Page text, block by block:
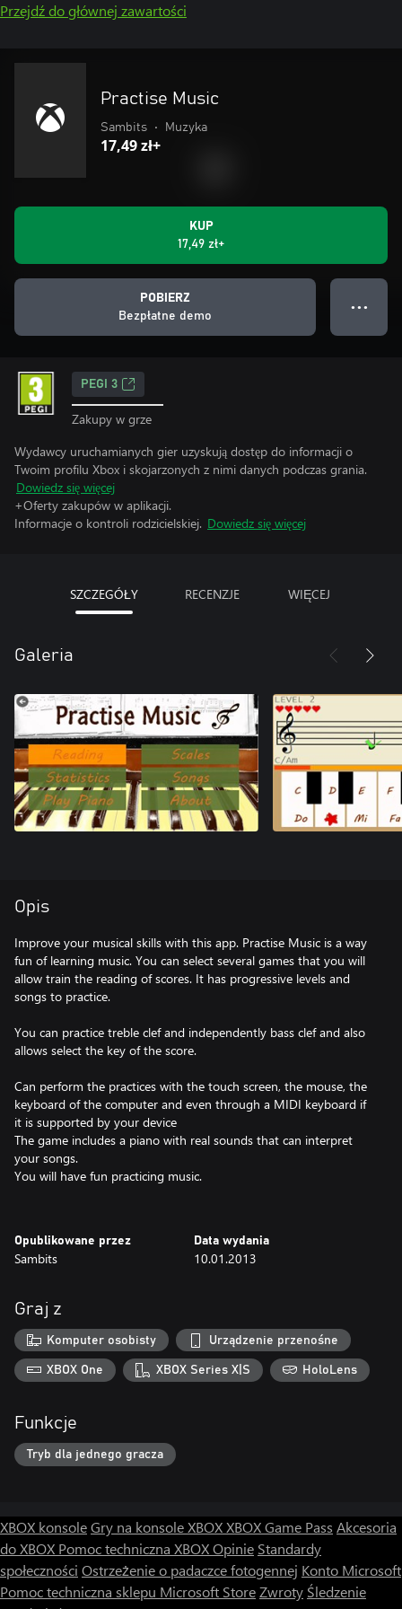
Przejdź do głównej zawartości
Practise Music
Sambits • Muzyka
17,49 zł+
KUP
17,49 zł+
POBIERZ
Bezpłatne demo
● ● ●
PEGI 3
Zakupy w grze
Wydawcy uruchamianych gier uzyskują dostęp do informacji o
Twoim profilu Xbox i skojarzonych z nimi danych podczas grania.
Dowiedz się więcej
+Oferty zakupów w aplikacji.
Informacje o kontroli rodzicielskiej. Dowiedz się więcej
SZCZEGÓŁY RECENZJE WIĘCEJ
Galeria
Opis
Improve your musical skills with this app. Practise Music is a way
fun of learning music. You can select several games that you will
allow train the reading of scores. It has progressive levels and
songs to practice.
You can practice treble clef and independently bass clef and also
allows select the key of the score.
Can perform the practices with the touch screen, the mouse, the
keyboard of the computer and even through a MIDI keyboard if
it is supported by your device
The game includes a piano with real sounds that can interpret
your songs.
You will have fun practicing music.
Opublikowane przez
Sambits
Data wydania
10.01.2013
Graj z
Komputer osobisty Urządzenie przenośne
XBOX One XBOX Series X|S HoloLens
Funkcje
Tryb dla jednego gracza
XBOX konsoleGry na konsole XBOXXBOX Game Pass Akcesoria
do XBOX Pomoc techniczna XBOXOpinie Standardy
społeczności Ostrzeżenie o padaczce fotogennej Konto Microsoft
Pomoc techniczna sklepu Microsoft StoreZwroty Śledzenie